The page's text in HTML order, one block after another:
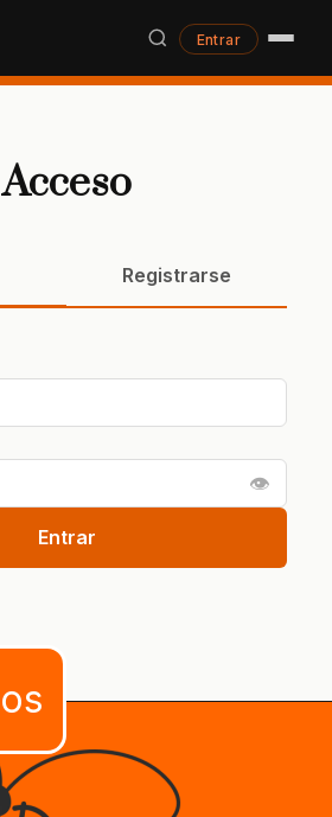
Entrar
Acceso
Registrarse
👁
Entrar